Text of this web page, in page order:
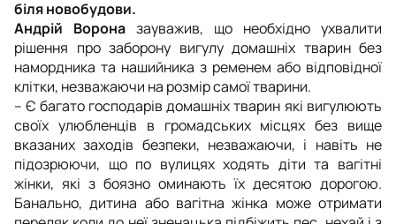
біля новобудови.
Андрій Ворона зауважив, що необхідно ухвалити
рішення про заборону вигулу домашніх тварин без
намордника та нашийника з ременем або відповідної
клітки, незважаючи на розмір самої тварини.
– Є багато господарів домашніх тварин які вигулюють
своїх улюбленців в громадських місцях без вище
вказаних заходів безпеки, незважаючи, і навіть не
підозрюючи, що по вулицях ходять діти та вагітні
жінки, які з боязно оминають їх десятою дорогою.
Банально, дитина або вагітна жінка може отримати